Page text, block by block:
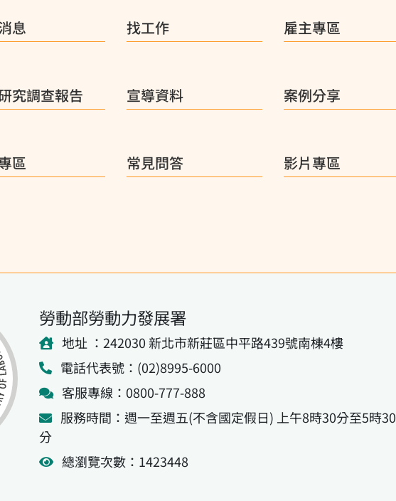
息 找工作 雇主專區
究調查報告 宣導資料 案例分享
區 常見問答 影片專區
勞動部勞動力發展署
地址 ：242030 新北市新莊區中平路439號南棟4樓
電話代表號：(02)8995-6000
客服專線：0800-777-888
服務時間：週一至週五(不含國定假日) 上午8時30分至5時30
分
總瀏覽次數：1423448